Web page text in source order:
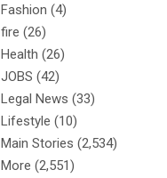
Fashion (4)
fire (26)
Health (26)
JOBS (42)
Legal News (33)
Lifestyle (10)
Main Stories (2,534)
More (2,551)